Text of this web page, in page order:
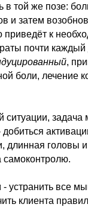
в той же позе:
и затем
приведёт к
почти каждый
,
боли, лечение
ситуации,
длинная головы
самоконтролю.
устранить все
клиента